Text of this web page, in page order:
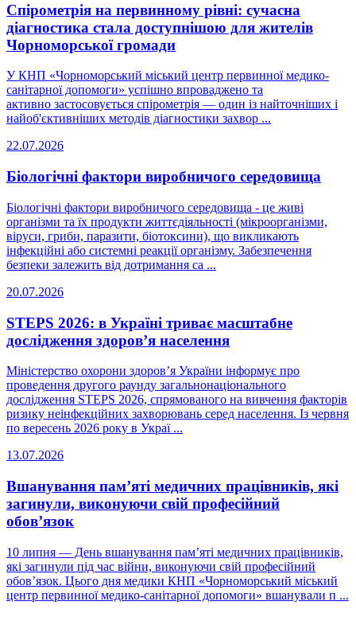
Спірометрія на первинному рівні: сучасна
діагностика стала доступнішою для жителів
Чорноморської громади
У КНП «Чорноморський міський центр первинної медико-
санітарної допомоги» успішно впроваджено та
активно застосовується спірометрія — один із найточніших і
найоб'єктивніших методів діагностики захвор ...
22.07.2026
Біологічні фактори виробничого середовища
Біологічні фактори виробничого середовища - це живі
організми та їх продукти життєдіяльності (мікроорганізми,
віруси, гриби, паразити, біотоксини), що викликають
інфекційні або системні реакції організму. Забезпечення
безпеки залежить від дотримання са ...
20.07.2026
STEPS 2026: в Україні триває масштабне
дослідження здоров’я населення
Міністерство охорони здоров’я України інформує про
проведення другого раунду загальнонаціонального
дослідження STEPS 2026, спрямованого на вивчення факторів
ризику неінфекційних захворювань серед населення. Із червня
по вересень 2026 року в Украї ...
13.07.2026
Вшанування пам’яті медичних працівників, які
загинули, виконуючи свій професійний
обов’язок
10 липня — День вшанування пам’яті медичних працівників,
які загинули під час війни, виконуючи свій професійний
обов’язок. Цього дня медики КНП «Чорноморський міський
центр первинної медико-санітарної допомоги» вшанували п ...